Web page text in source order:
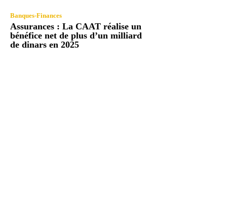
Banques-Finances
Assurances : La CAAT réalise un
bénéfice net de plus d’un milliard
de dinars en 2025